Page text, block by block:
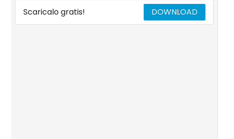
Scaricalo gratis! DOWNLOAD